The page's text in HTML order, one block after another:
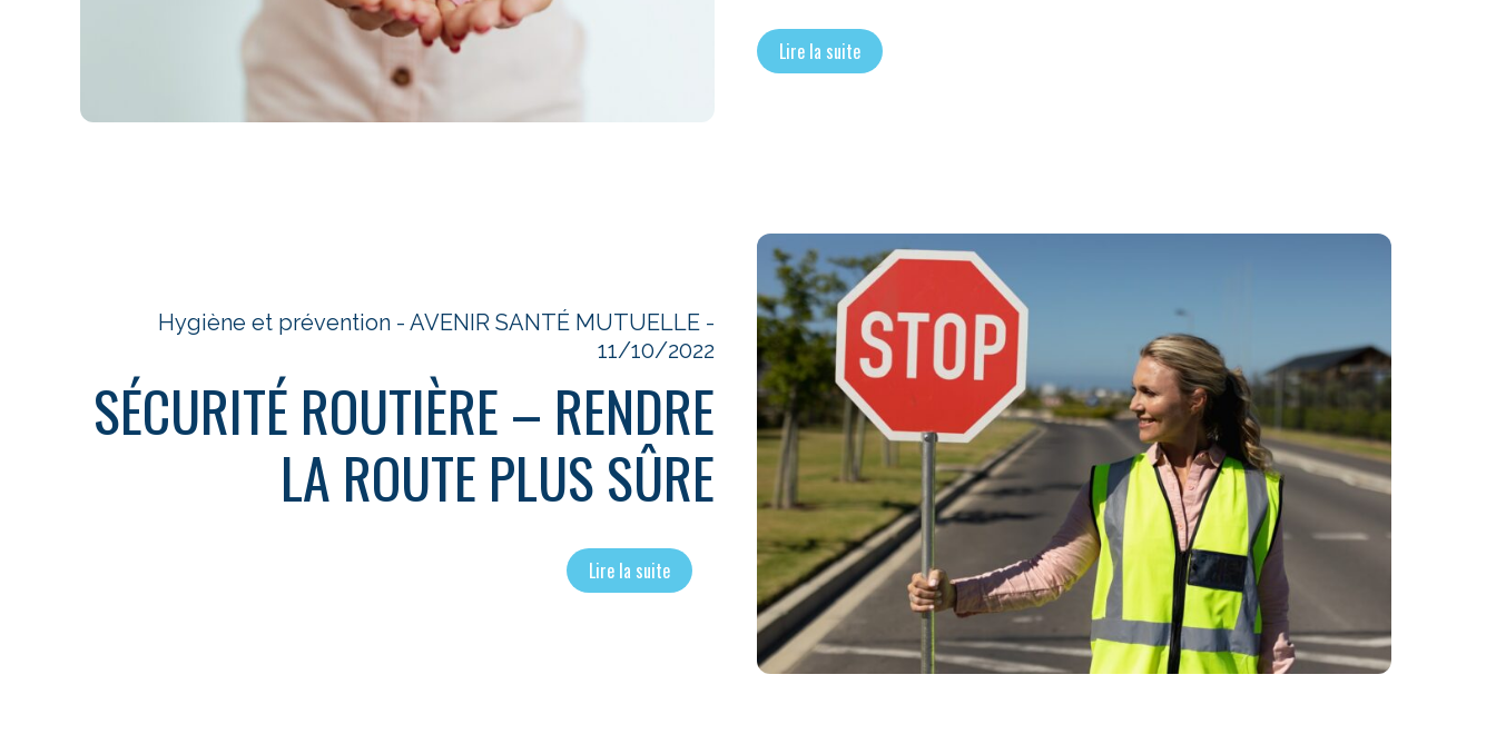
Lire la suite
Hygiène et prévention - AVENIR SANTÉ MUTUELLE -
11/10/2022
SÉCURITÉ ROUTIÈRE – RENDRE
LA ROUTE PLUS SÛRE
Lire la suite